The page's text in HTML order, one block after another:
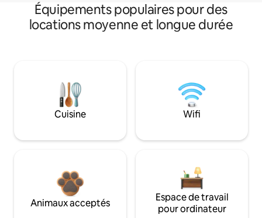
Équipements populaires pour des
locations moyenne et longue durée
Cuisine Wifi
Animaux acceptés
Espace de travail
pour ordinateur